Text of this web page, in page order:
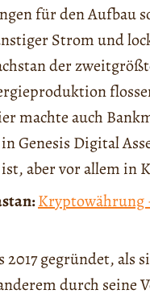
für den Aufbau
Strom und
der
machte auch
in Genesis Digital
aber vor allem in
Kryptowährung
2017 gegründet, als
durch